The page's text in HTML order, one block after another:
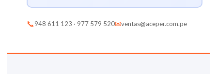
📞948 611 123 · 977 579 520✉ventas@aceper.com.pe